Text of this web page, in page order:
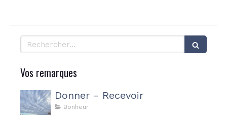
Rechercher
Vos remarques
Donner - Recevoir
Bonheur